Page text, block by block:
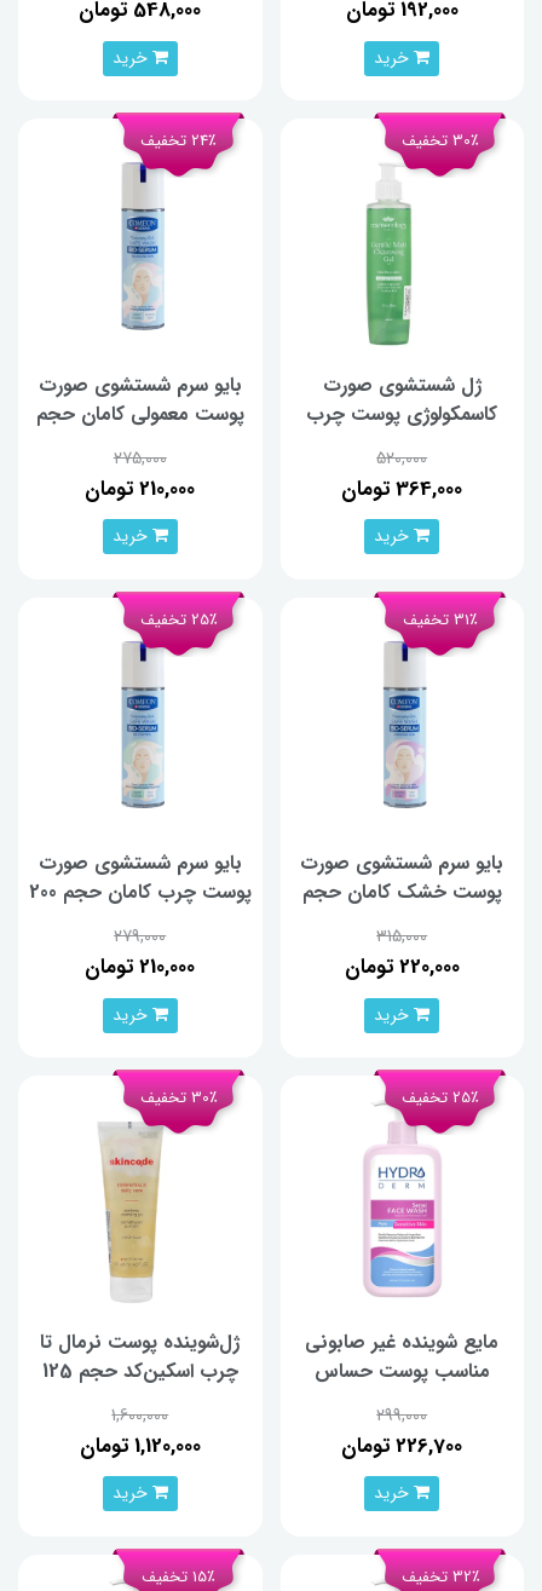
192,000 تومان
خرید
548,000 تومان
خرید
ژل شستشوی صورت
کاسمکولوژی پوست چرب
520,000
364,000 تومان
30٪ تخفیف
خرید
بایو سرم شستشوی صورت
پوست معمولی کامان حجم
275,000
210,000 تومان
24٪ تخفیف
خرید
بایو سرم شستشوی صورت
پوست خشک کامان حجم
315,000
220,000 تومان
31٪ تخفیف
خرید
بایو سرم شستشوی صورت
پوست چرب کامان حجم 200
میلی‌لیتر
279,000
210,000 تومان
25٪ تخفیف
خرید
مایع شوینده غیر صابونی
مناسب پوست حساس
لیتر
299,000
226,700 تومان
25٪ تخفیف
خرید
ژل‌شوینده‌ پوست نرمال تا
چرب اسکین‌کد حجم 125
1,600,000
1,120,000 تومان
30٪ تخفیف
خرید
32٪ تخفیف 15٪ تخفیف